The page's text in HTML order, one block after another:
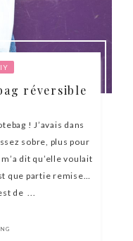
réversible
! J’avais dans
sobre, plus pour
dit qu’elle voulait
que partie remise…
de ...